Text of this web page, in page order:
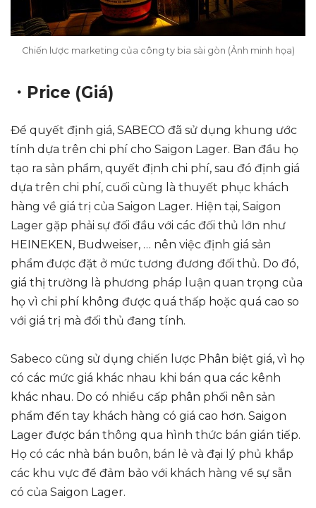
Chiến lược marketing của công ty bia sài gòn (Ảnh minh họa)
・Price (Giá)
Để quyết định giá, SABECO đã sử dụng khung ước
tính dựa trên chi phí cho Saigon Lager. Ban đầu họ
tạo ra sản phẩm, quyết định chi phí, sau đó định giá
dựa trên chi phí, cuối cùng là thuyết phục khách
hàng về giá trị của Saigon Lager. Hiện tại, Saigon
Lager gặp phải sự đối đầu với các đối thủ lớn như
HEINEKEN, Budweiser, … nên việc định giá sản
phẩm được đặt ở mức tương đương đối thủ. Do đó,
giá thị trường là phương pháp luận quan trọng của
họ vì chi phí không được quá thấp hoặc quá cao so
với giá trị mà đối thủ đang tính.
Sabeco cũng sử dụng chiến lược Phân biệt giá, vì họ
có các mức giá khác nhau khi bán qua các kênh
khác nhau. Do có nhiều cấp phân phối nên sản
phẩm đến tay khách hàng có giá cao hơn. Saigon
Lager được bán thông qua hình thức bán gián tiếp.
Họ có các nhà bán buôn, bán lẻ và đại lý phủ khắp
các khu vực để đảm bảo với khách hàng về sự sẵn
có của Saigon Lager.